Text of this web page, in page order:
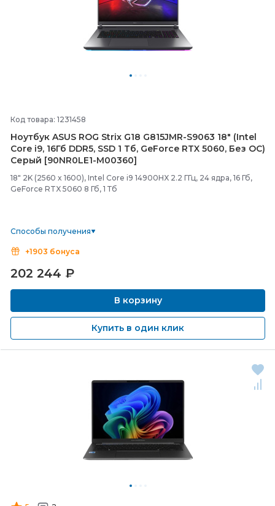
Код товара: 1231458
Ноутбук ASUS ROG Strix G18 G815JMR-S9063 18" (Intel
Core i9, 16Гб DDR5, SSD 1 Тб, GeForce RTX 5060, Без ОС)
Серый [90NR0LE1-M00360]
18" 2K (2560 x 1600), Intel Core i9 14900HX 2.2 ГГц, 24 ядра, 16 Гб,
GeForce RTX 5060 8 Гб, 1 Тб
Способы получения
+1903 бонуса
202 244 ₽
В корзину
Купить в один клик